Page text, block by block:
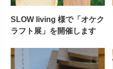
SLOW living 様で「オケク
ラフト展」を開催します